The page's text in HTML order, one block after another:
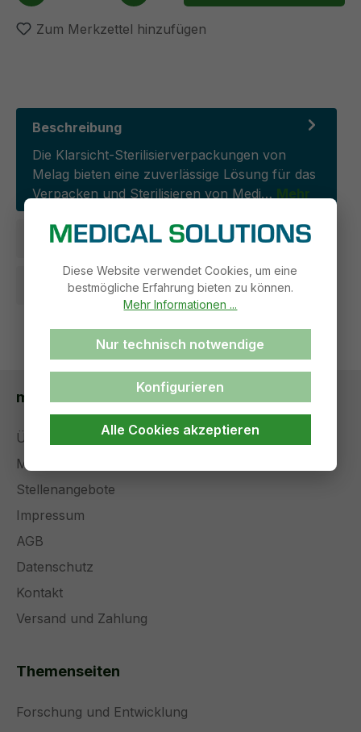
Zum Merkzettel hinzufügen
Beschreibung
Die Klarsicht-Sterilisierverpackungen von
Melag bieten eine zuverlässige Lösung für das
Verpacken und Sterilisieren von Medi… Mehr
Ausführungen
Produkt- und Sicherheitsdokumente
medical solutions
Über uns
Management
Stellenangebote
Impressum
AGB
Datenschutz
Kontakt
Versand und Zahlung
Themenseiten
Forschung und Entwicklung
Diese Website verwendet Cookies, um eine
bestmögliche Erfahrung bieten zu können.
Mehr Informationen ...
Nur technisch notwendige
Konfigurieren
Alle Cookies akzeptieren